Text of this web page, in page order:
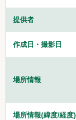
提供者
作成日・撮影日
場所情報
場所情報(緯度/経度)